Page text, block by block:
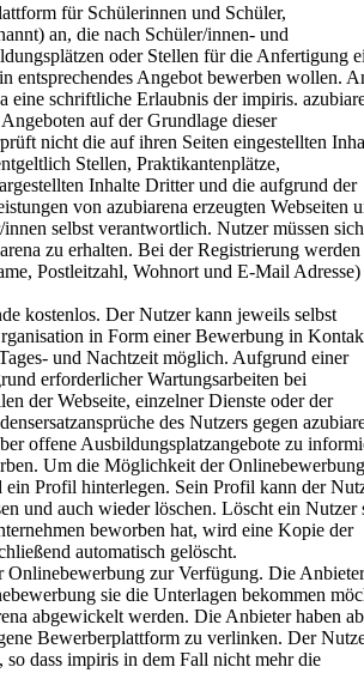
für Schülerinnen und Schüler,
an, die nach Schüler/innen- und
oder Stellen für die Anfertigung
entsprechendes Angebot bewerben wollen.
eine schriftliche Erlaubnis der impiris.
auf der Grundlage dieser
nicht die auf ihren Seiten eingestellten
Stellen, Praktikantenplätze,
Inhalte Dritter und die aufgrund der
von azubiarena erzeugten Webseiten
selbst verantwortlich. Nutzer müssen sich
zu erhalten. Bei der Registrierung werden
Postleitzahl, Wohnort und E-Mail Adresse)
kostenlos. Der Nutzer kann jeweils selbst
in Form einer Bewerbung in
und Nachtzeit möglich. Aufgrund einer
erforderlicher Wartungsarbeiten bei
der Webseite, einzelner Dienste oder der
des Nutzers gegen
offene Ausbildungsplatzangebote zu
Um die Möglichkeit der Onlinebewerbung
Profil hinterlegen. Sein Profil kann der
und auch wieder löschen. Löscht ein Nutzer
beworben hat, wird eine Kopie der
automatisch gelöscht.
Onlinebewerbung zur Verfügung. Die
sie die Unterlagen bekommen
abgewickelt werden. Die Anbieter haben
Bewerberplattform zu verlinken. Der
so dass impiris in dem Fall nicht mehr die